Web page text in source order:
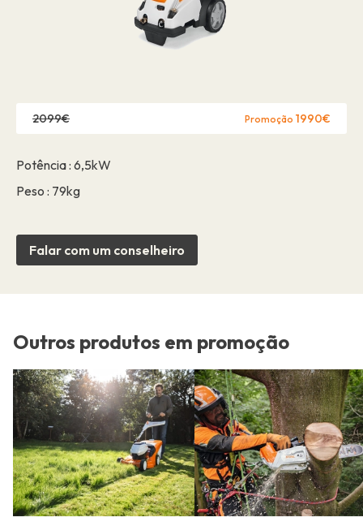
2099€ Promoção 1990€
Potência : 6,5kW
Peso : 79kg
Falar com um conselheiro
Outros produtos em promoção